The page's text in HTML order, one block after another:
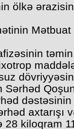
ölkə
Mətbuat
təmin
Sərhəd
dəstəsinin
axtarışı
28 kiloqram